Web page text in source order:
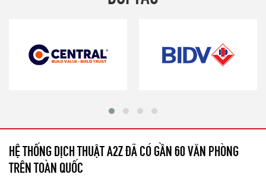
HỆ THỐNG DỊCH THUẬT A2Z ĐÃ CÓ GẦN 60 VĂN PHÒNG
TRÊN TOÀN QUỐC